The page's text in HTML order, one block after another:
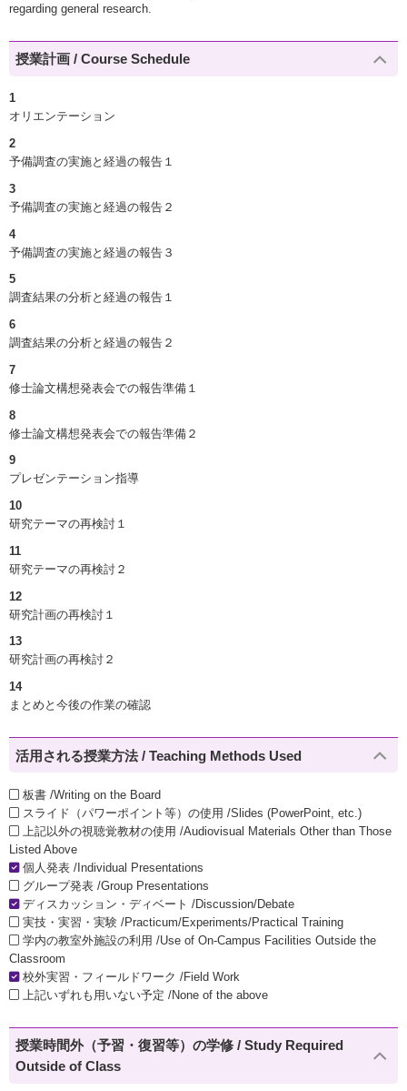
regarding general research.
授業計画 / Course Schedule
1
オリエンテーション
2
予備調査の実施と経過の報告１
3
予備調査の実施と経過の報告２
4
予備調査の実施と経過の報告３
5
調査結果の分析と経過の報告１
6
調査結果の分析と経過の報告２
7
修士論文構想発表会での報告準備１
8
修士論文構想発表会での報告準備２
9
プレゼンテーション指導
10
研究テーマの再検討１
11
研究テーマの再検討２
12
研究計画の再検討１
13
研究計画の再検討２
14
まとめと今後の作業の確認
活用される授業方法 / Teaching Methods Used
板書 /Writing on the Board
スライド（パワーポイント等）の使用 /Slides (PowerPoint, etc.)
上記以外の視聴覚教材の使用 /Audiovisual Materials Other than Those
Listed Above
個人発表 /Individual Presentations
グループ発表 /Group Presentations
ディスカッション・ディベート /Discussion/Debate
実技・実習・実験 /Practicum/Experiments/Practical Training
学内の教室外施設の利用 /Use of On-Campus Facilities Outside the
Classroom
校外実習・フィールドワーク /Field Work
上記いずれも用いない予定 /None of the above
授業時間外（予習・復習等）の学修 / Study Required
Outside of Class